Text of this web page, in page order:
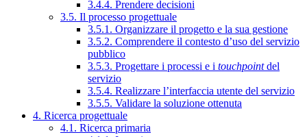
3.4.4. Prendere decisioni
3.5. Il processo progettuale
3.5.1. Organizzare il progetto e la sua gestione
3.5.2. Comprendere il contesto d’uso del servizio
pubblico
3.5.3. Progettare i processi e i touchpointdel
servizio
3.5.4. Realizzare l’interfaccia utente del servizio
3.5.5. Validare la soluzione ottenuta
4. Ricerca progettuale
4.1. Ricerca primaria